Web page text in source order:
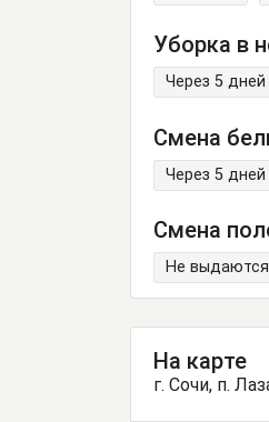
Уборка в
Через 5 дней
Смена
Через 5 дней
Смена
Не выдаются
На карте
г. Сочи, п.